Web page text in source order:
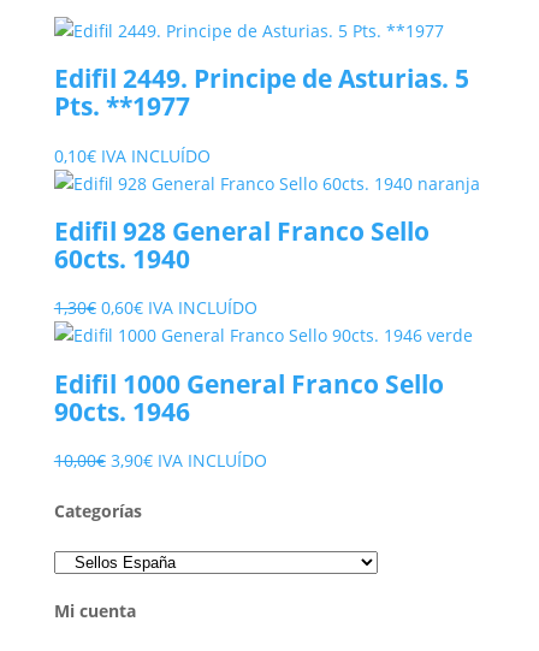
Edifil 2449. Principe de Asturias. 5
Pts. **1977
0,10€ IVA INCLUÍDO
Edifil 928 General Franco Sello
60cts. 1940
1,30€ El
precio
era:
1,30€.
0,60€El
precio
es:
0,60€.
IVA INCLUÍDO
Edifil 1000 General Franco Sello
90cts. 1946
10,00€ El
original
10,00€.
3,90€El
3,90€.
IVA INCLUÍDO
Categorías
Mi cuenta